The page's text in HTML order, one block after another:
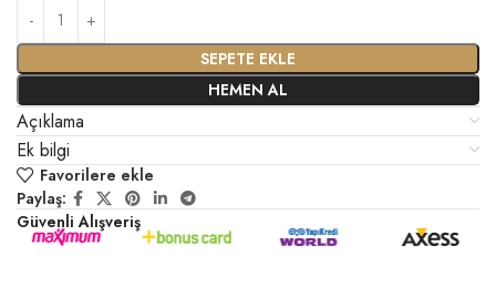
SEPETE EKLE
HEMEN AL
Açıklama
Ek bilgi
Favorilere ekle
Paylaş:
Güvenli Alışveriş